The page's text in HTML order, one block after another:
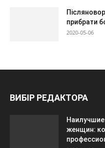
прибрати
2020-05-06
ВИБІР РЕДАКТОРА
женщин: